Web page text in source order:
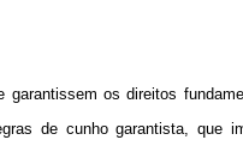
os direitos
de cunho garantista, que